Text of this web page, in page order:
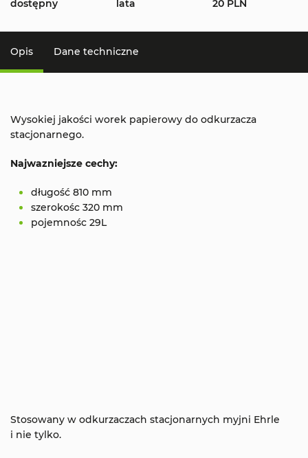
dostępny
lata
20 PLN
Opis Dane techniczne
Wysokiej jakości worek papierowy do odkurzacza
stacjonarnego.
Najwazniejsze cechy:
długość 810 mm
szerokośc 320 mm
pojemnośc 29L
Stosowany w odkurzaczach stacjonarnych myjni Ehrle
i nie tylko.